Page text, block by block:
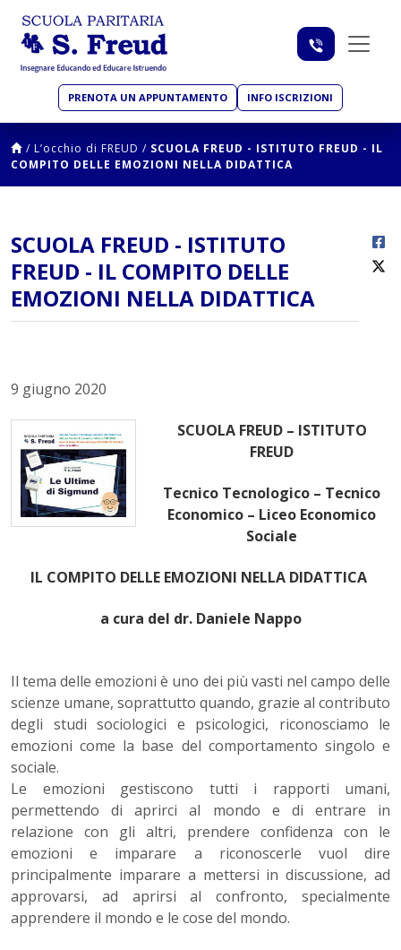
PRENOTA UN APPUNTAMENTO INFO ISCRIZIONI
/ L’occhio di FREUD / SCUOLA FREUD - ISTITUTO FREUD - IL
COMPITO DELLE EMOZIONI NELLA DIDATTICA
SCUOLA FREUD - ISTITUTO
FREUD - IL COMPITO DELLE
EMOZIONI NELLA DIDATTICA
9 giugno 2020
SCUOLA FREUD – ISTITUTO
FREUD
Tecnico Tecnologico – Tecnico
Economico – Liceo Economico
Sociale
IL COMPITO DELLE EMOZIONI NELLA DIDATTICA
a cura del dr. Daniele Nappo
Il tema delle emozioni è uno dei più vasti nel campo delle
scienze umane, soprattutto quando, grazie al contributo
degli studi sociologici e psicologici, riconosciamo le
emozioni come la base del comportamento singolo e
sociale.
Le emozioni gestiscono tutti i rapporti umani,
permettendo di aprirci al mondo e di entrare in
relazione con gli altri, prendere confidenza con le
emozioni e imparare a riconoscerle vuol dire
principalmente imparare a mettersi in discussione, ad
approvarsi, ad aprirsi al confronto, specialmente
apprendere il mondo e le cose del mondo.